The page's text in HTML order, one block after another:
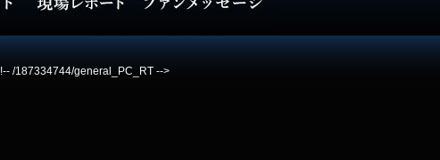
!-- /187334744/general_PC_RT -->